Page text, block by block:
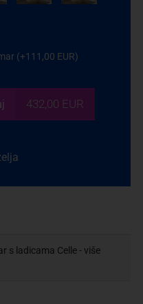
(+111,00 EUR)
432,00 EUR
s ladicama Celle - više